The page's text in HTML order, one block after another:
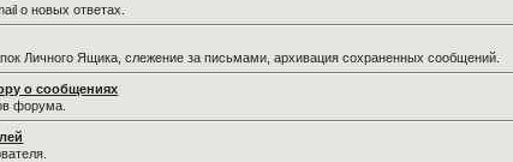
о новых ответах.
Личного Ящика, слежение за письмами, архивация сохраненных сообщений.
о сообщениях
форума.